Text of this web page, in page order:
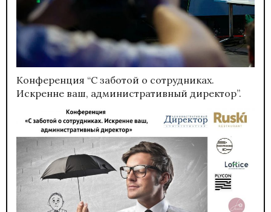
Конференция “С заботой о сотрудниках.
Искренне ваш, административный директор”.